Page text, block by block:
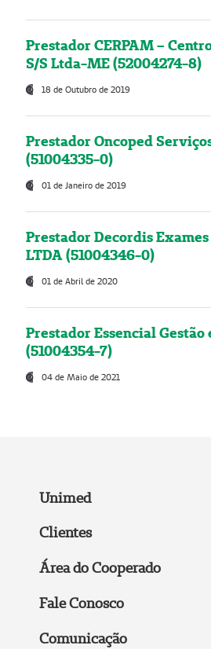
Prestador CERPAM –
S/S Ltda-ME (52004274-8)
18 de Outubro de 2019
Prestador Oncoped
(51004335-0)
01 de Janeiro de 2019
Prestador Decordis
LTDA (51004346-0)
01 de Abril de 2020
Prestador Essencial Gestão
(51004354-7)
04 de Maio de 2021
Unimed
Clientes
Área do Cooperado
Fale Conosco
Comunicação